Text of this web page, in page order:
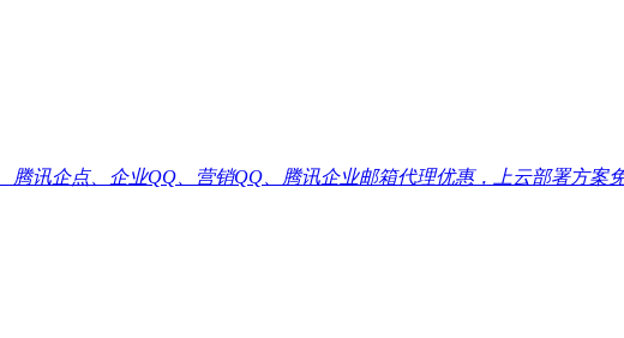
讯企点、企业QQ、营销QQ、腾讯企业邮箱代理优惠，上云部署方案